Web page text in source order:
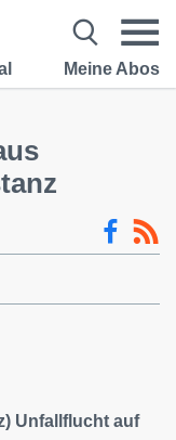
Meine Abos
Unfallflucht auf